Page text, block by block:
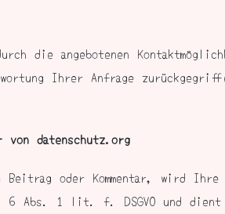
die angebotenen
Ihrer Anfrage
von datenschutz.org
oder Kommentar, wird
6 Abs. 1 lit. f. DSGVO und